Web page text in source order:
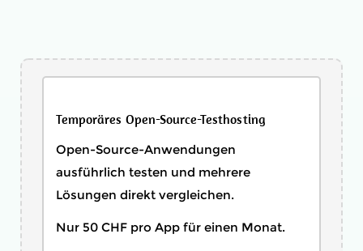
Temporäres Open-Source-Testhosting
Open-Source-Anwendungen
ausführlich testen und mehrere
Lösungen direkt vergleichen.
Nur 50 CHF pro App für einen Monat.